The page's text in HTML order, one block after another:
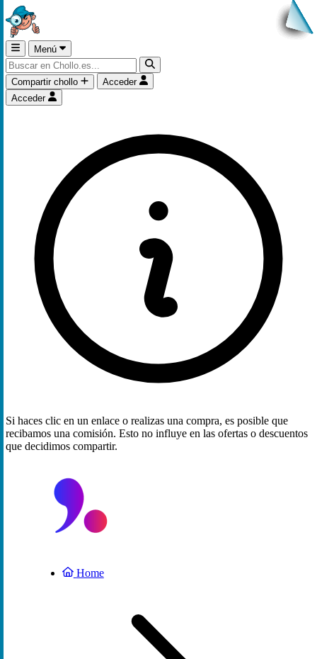
Menú
Compartir chollo
Acceder
Acceder
Si haces clic en un enlace o realizas una compra, es posible que
recibamos una comisión. Esto no influye en las ofertas o descuentos
que decidimos compartir.
Home